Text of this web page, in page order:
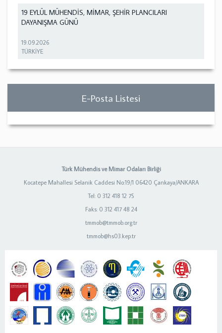
19 EYLÜL MÜHENDİS, MİMAR, ŞEHİR PLANCILARI
DAYANIŞMA GÜNÜ
19.09.2026
TÜRKİYE
E-Posta Listesi
Türk Mühendis ve Mimar Odaları Birliği
Kocatepe Mahallesi Selanik Caddesi No:19/1 06420 Çankaya/ANKARA
Tel: 0 312 418 12 75
Faks: 0 312 417 48 24
tmmob@tmmob.org.tr
tmmob@hs03.kep.tr